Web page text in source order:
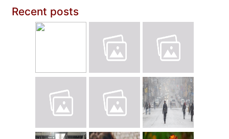
Recent posts